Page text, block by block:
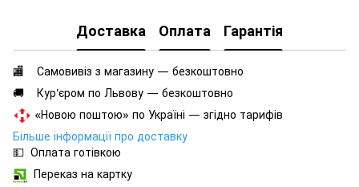
Доставка Оплата Гарантія
🏬 Самовивіз з магазину — безкоштовно
🚚 Кур'єром по Львову — безкоштовно
«Новою поштою» по Україні — згідно тарифів
Більше інформації про доставку
💵 Оплата готівкою
Переказ на картку